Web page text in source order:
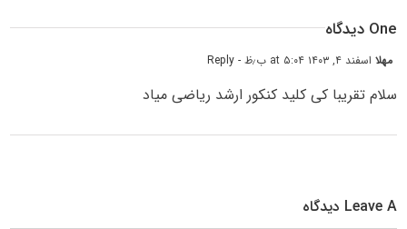
One دیدگاه
مهلااسفند ۴, ۱۴۰۳ at ۵:۰۴ ب٫ظ - Reply
سلام تقریبا کی کلید کنکور ارشد ریاضی میاد
Leave A دیدگاه